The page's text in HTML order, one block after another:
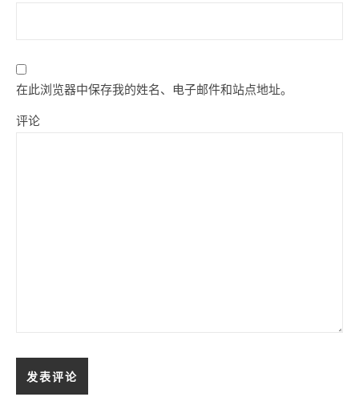
在此浏览器中保存我的姓名、电子邮件和站点地址。
评论